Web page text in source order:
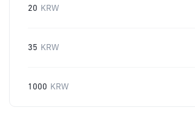
20 KRW
35 KRW
1000 KRW